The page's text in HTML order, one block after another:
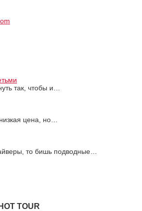
так, чтобы и…
цена, но…
то бишь подводные…
TOUR